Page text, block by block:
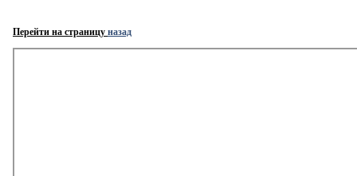
Перейти на страницу назад